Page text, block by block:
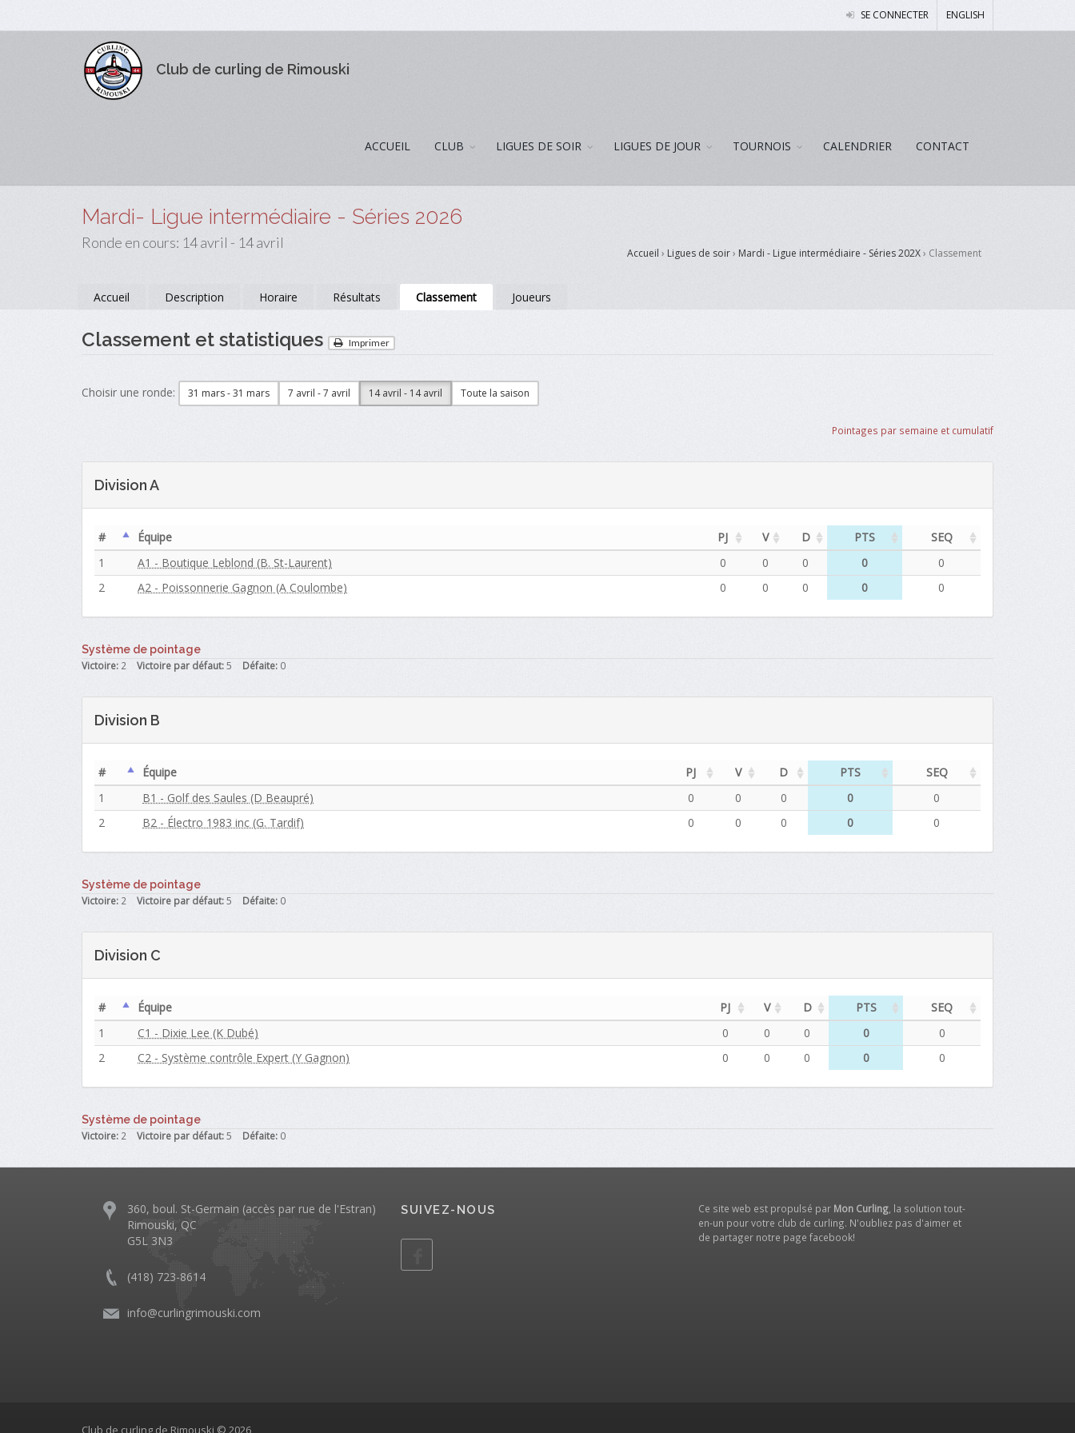
SE CONNECTER ENGLISH
Club de curling de Rimouski
ACCUEIL CLUB LIGUES DE SOIR LIGUES DE JOUR TOURNOIS CALENDRIER CONTACT
Mardi- Ligue intermédiaire - Séries 2026
Ronde en cours: 14 avril - 14 avril
Accueil › Ligues de soir› Mardi - Ligue intermédiaire - Séries 202X› Classement
Accueil Description Horaire Résultats Classement Joueurs
Classement et statistiques Imprimer
Choisir une ronde: 31 mars - 31 mars 7 avril - 7 avril 14 avril - 14 avril Toute la saison
Pointages par semaine et cumulatif
Division A
# Équipe PJ V D PTS
SEQ
1
A1 - Boutique Leblond (B. St-Laurent) 0 0 0 0
0
2
A2 - Poissonnerie Gagnon (A Coulombe) 0 0 0 0 0
Système de pointage
Victoire: 2 Victoire par défaut:5 Défaite: 0
Division B
# Équipe PJ V D PTS
SEQ
1
B1 - Golf des Saules (D Beaupré) 0 0 0 0
0
2
B2 - Électro 1983 inc (G. Tardif) 0 0 0 0 0
Système de pointage
Victoire: 2 Victoire par défaut:5 Défaite: 0
Division C
# Équipe PJ V D PTS
SEQ
1
C1 - Dixie Lee (K Dubé) 0 0 0 0
0
2
C2 - Système contrôle Expert (Y Gagnon) 0 0 0 0 0
Système de pointage
Victoire: 2 Victoire par défaut:5 Défaite: 0
360, boul. St-Germain (accès par rue de l'Estran)
Rimouski, QC
G5L 3N3
(418) 723-8614
info@curlingrimouski.com
SUIVEZ-NOUS Ce site web est propulsé par Mon Curling , la solution tout-
en-un pour votre club de curling. N'oubliez pas d'aimer et
de partager notre page facebook!
Club de curling de Rimouski © 2026